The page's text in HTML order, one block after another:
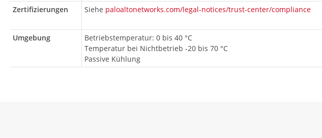
Zertifizierungen
Siehe paloaltonetworks.com/legal-notices/trust-center/compliance
Umgebung
Betriebstemperatur: 0 bis 40 °C
Temperatur bei Nichtbetrieb -20 bis 70 °C
Passive Kühlung